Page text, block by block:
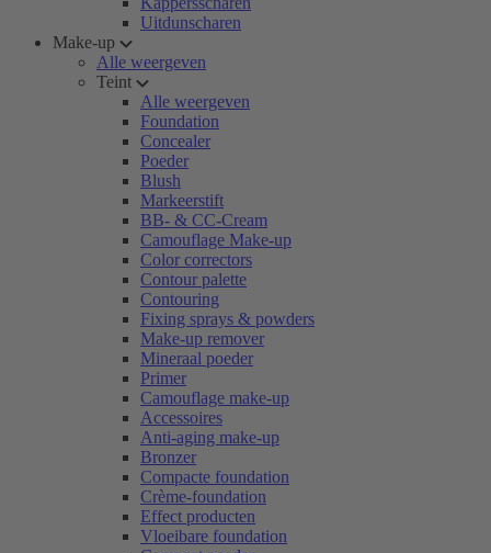
Uitdunscharen
Make-up
Alle weergeven
Teint
Alle weergeven
Foundation
Concealer
Poeder
Blush
Markeerstift
BB- & CC-Cream
Camouflage Make-up
Color correctors
Contour palette
Contouring
Fixing sprays & powders
Make-up remover
Mineraal poeder
Primer
Camouflage make-up
Accessoires
Anti-aging make-up
Bronzer
Compacte foundation
Crème-foundation
Effect producten
Vloeibare foundation